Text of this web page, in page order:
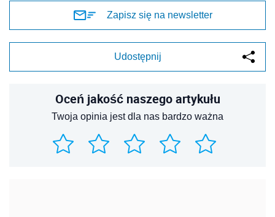
Zapisz się na newsletter
Udostępnij
Oceń jakość naszego artykułu
Twoja opinia jest dla nas bardzo ważna